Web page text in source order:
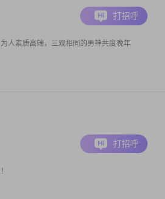
人素质高端，三观相同的男神共度晚年
打招呼
打招呼